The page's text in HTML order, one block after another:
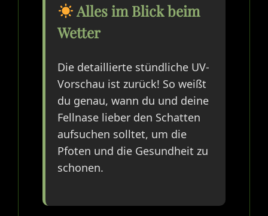
Alles im Blick beim
Wetter
Die detaillierte stündliche UV-
Vorschau ist zurück! So weißt
du genau, wann du und deine
Fellnase lieber den Schatten
aufsuchen solltet, um die
Pfoten und die Gesundheit zu
schonen.